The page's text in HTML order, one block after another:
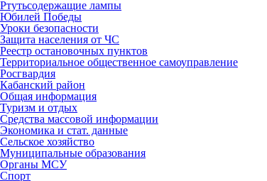
Ртутьсодержащие лампы
Юбилей Победы
Уроки безопасности
Защита населения от ЧС
Реестр остановочных пунктов
Территориальное общественное самоуправление
Росгвардия
Кабанский район
Общая информация
Туризм и отдых
Средства массовой информации
Экономика и стат. данные
Сельское хозяйство
Муниципальные образования
Органы МСУ
Спорт